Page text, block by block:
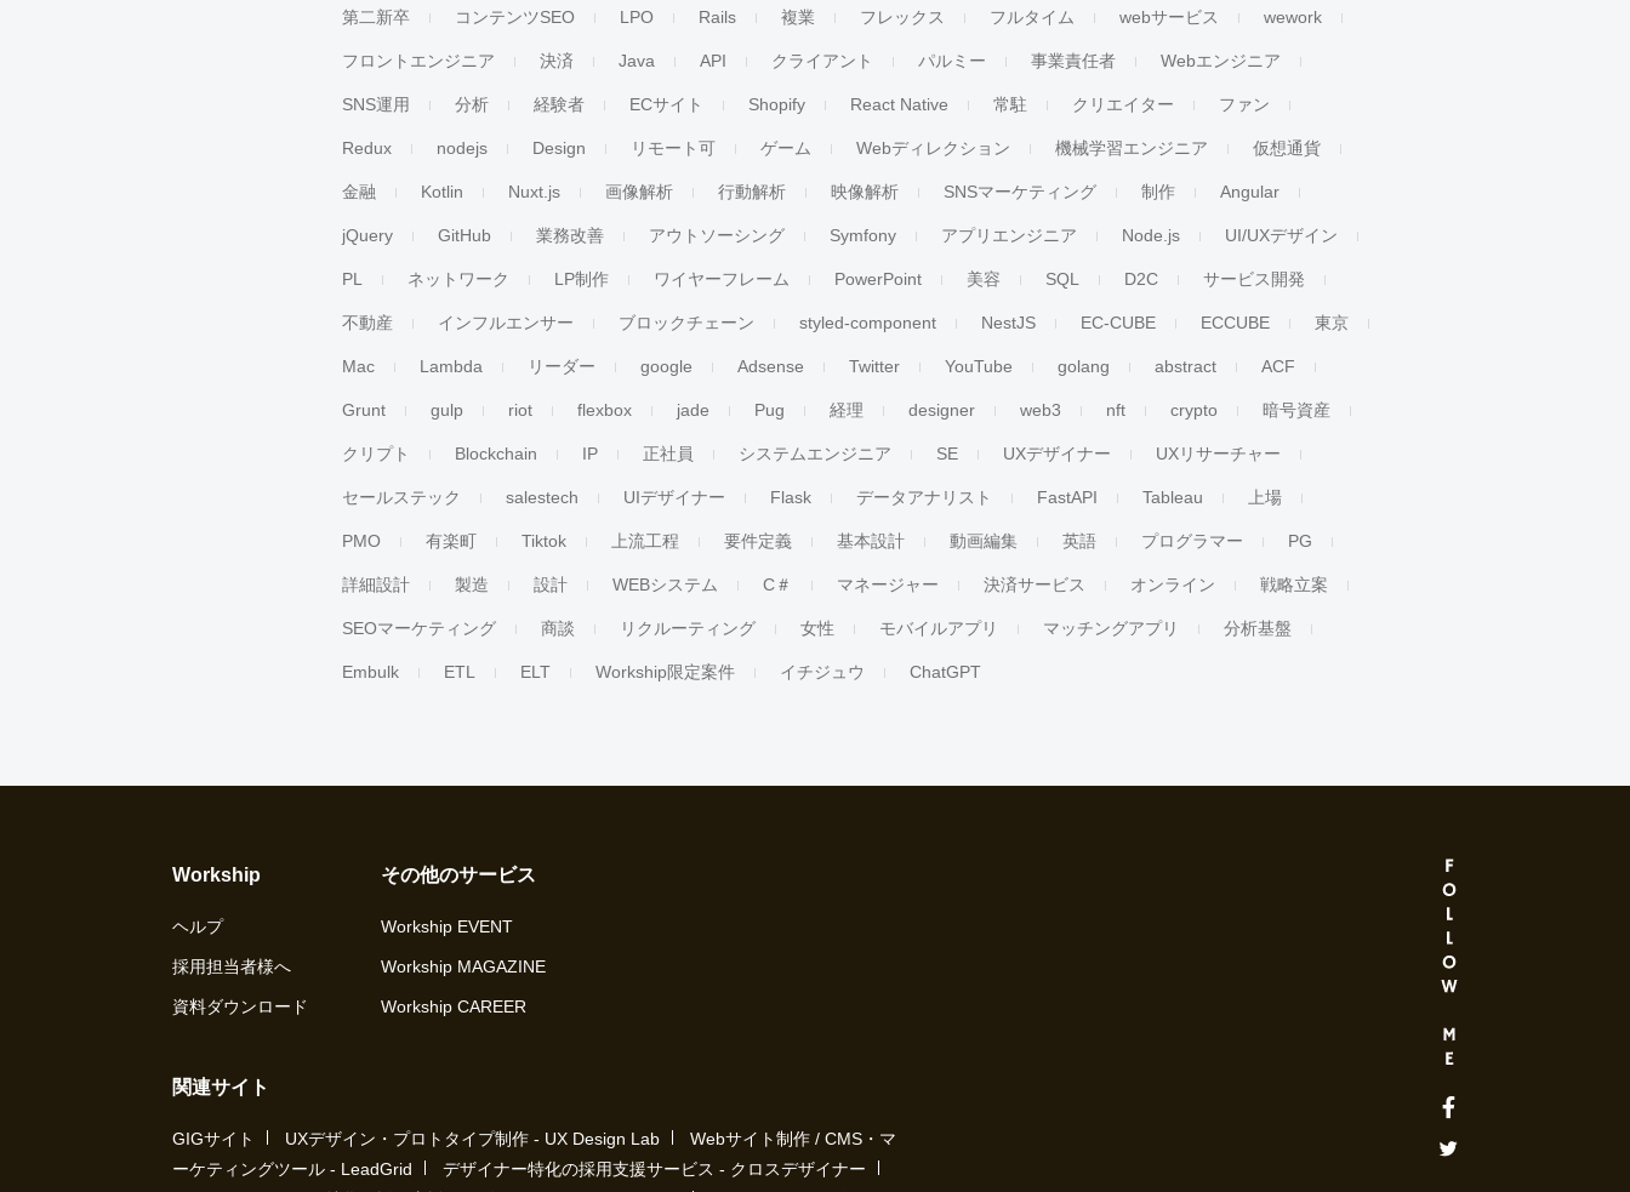
第二新卒 コンテンツSEO LPO Rails 複業 フレックス フルタイム webサービス wework
フロントエンジニア 決済 Java API クライアント パルミー 事業責任者 Webエンジニア
SNS運用 分析 経験者 ECサイト Shopify React Native 常駐 クリエイター ファン
Redux nodejs Design リモート可 ゲーム Webディレクション 機械学習エンジニア 仮想通貨
金融 Kotlin Nuxt.js 画像解析 行動解析 映像解析 SNSマーケティング 制作 Angular
jQuery GitHub 業務改善 アウトソーシング Symfony アプリエンジニア Node.js UI/UXデザイン
PL ネットワーク LP制作 ワイヤーフレーム PowerPoint 美容 SQL D2C サービス開発
不動産 インフルエンサー ブロックチェーン styled-component NestJS EC-CUBE ECCUBE 東京
Mac Lambda リーダー google Adsense Twitter YouTube golang abstract ACF
Grunt gulp riot flexbox jade Pug 経理 designer web3 nft crypto 暗号資産
クリプト Blockchain IP 正社員 システムエンジニア SE UXデザイナー UXリサーチャー
セールステック salestech UIデザイナー Flask データアナリスト FastAPI Tableau 上場
PMO 有楽町 Tiktok 上流工程 要件定義 基本設計 動画編集 英語 プログラマー PG
詳細設計 製造 設計 WEBシステム C＃ マネージャー 決済サービス オンライン 戦略立案
SEOマーケティング 商談 リクルーティング 女性 モバイルアプリ マッチングアプリ 分析基盤
Embulk ETL ELT Workship限定案件 イチジュウ ChatGPT
Workship
ヘルプ
採用担当者様へ
資料ダウンロード
その他のサービス
Workship EVENT
Workship MAGAZINE
Workship CAREER
関連サイト
GIGサイト UXデザイン・プロトタイプ制作 - UX Design Lab
Webサイト制作 / CMS・マ
ーケティングツール - LeadGrid
デザイナー特化の採用支援サービス - クロスデザイナー